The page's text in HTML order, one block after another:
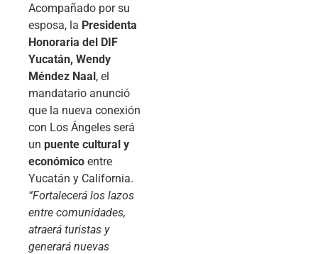
Acompañado por su
esposa, la Presidenta
Honoraria del DIF
Yucatán, Wendy
Méndez Naal, el
mandatario anunció
que la nueva conexión
con Los Ángeles será
un puente cultural y
económico entre
Yucatán y California.
“Fortalecerá los lazos
entre comunidades,
atraerá turistas y
generará nuevas